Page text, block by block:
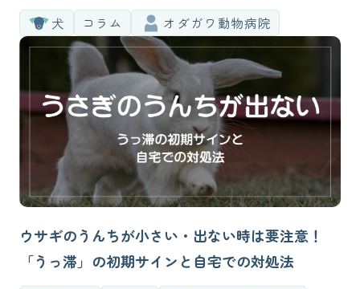
犬 コラム オダガワ動物病院
ウサギのうんちが小さい・出ない時は要注意！
「うっ滞」の初期サインと自宅での対処法